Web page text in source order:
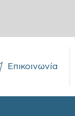
Επικοινωνία